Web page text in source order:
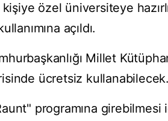
özel üniversiteye
açıldı.
Millet
ücretsiz kullanabilecek.
programına